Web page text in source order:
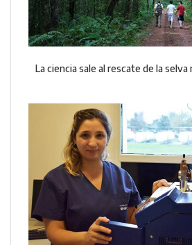
La ciencia sale al rescate de la selva